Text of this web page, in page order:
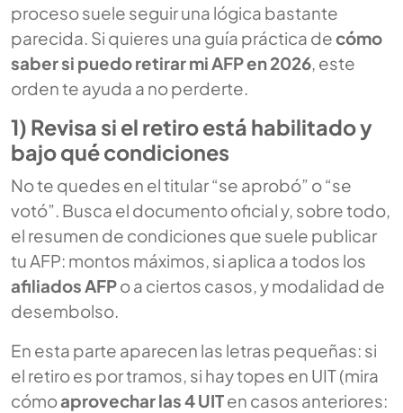
proceso suele seguir una lógica bastante
parecida. Si quieres una guía práctica decómo
saber si puedo retirar mi AFP en 2026 , este
orden te ayuda a no perderte.
1) Revisa si el retiro está habilitado y
bajo qué condiciones
No te quedes en el titular “se aprobó” o “se
votó”. Busca el documento oficial y, sobre todo,
el resumen de condiciones que suele publicar
tu AFP: montos máximos, si aplica a todos los
afiliados AFPo a ciertos casos, y modalidad de
desembolso.
En esta parte aparecen las letras pequeñas: si
el retiro es por tramos, si hay topes en UIT (mira
cómoaprovechar las 4 UITen casos anteriores: